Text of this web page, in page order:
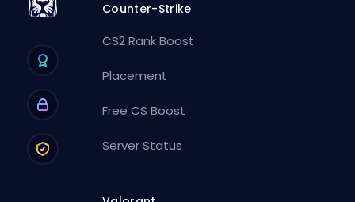
Counter-Strike
CS2 Rank Boost
Placement
Free CS Boost
Server Status